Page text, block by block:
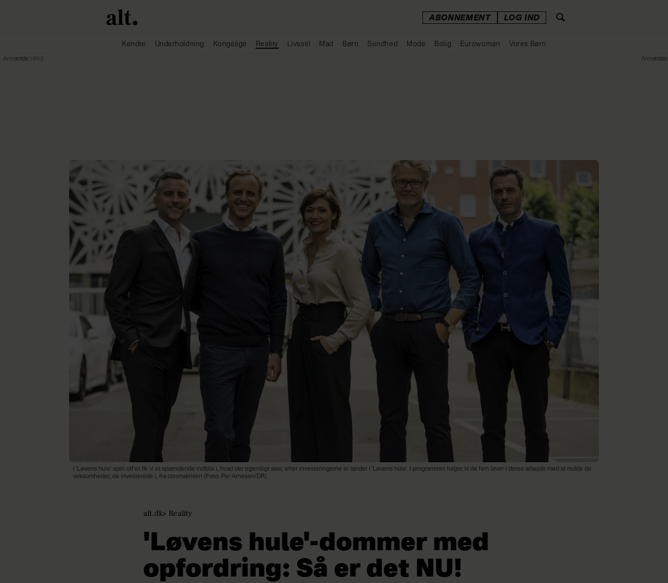
ABONNEMENT LOG IND
Kendte Underholdning Kongelige Reality Livsstil Mad Børn Sundhed Mode Bolig Eurowoman Vores Børn
I 'Løvens hule'-spin off'et fik vi et spændende indblik i, hvad der egentligt sker, efter investeringerne er landet i 'Løvens hule'. I programmet fulgte vi de fem løver i deres arbejde med at redde de
virksomheder, de investerede i, fra coronakrisen (Foto: Per Arnesen/DR)
alt.dk Reality
'Løvens hule'-dommer med
opfordring: Så er det NU!
Annonce Annonce